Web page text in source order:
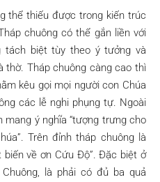
thể thiếu được trong kiến trúc
chuông có thể gắn liền với
tách biệt tùy theo ý tưởng và
thờ. Tháp chuông càng cao thì
kêu gọi mọi người con Chúa
các lễ nghi phụng tự. Ngoài
mang ý nghĩa “tượng trưng cho
Trên đỉnh tháp chuông là
biến về ơn Cứu Độ”. Đặc biệt ở
là phải có đủ ba quả